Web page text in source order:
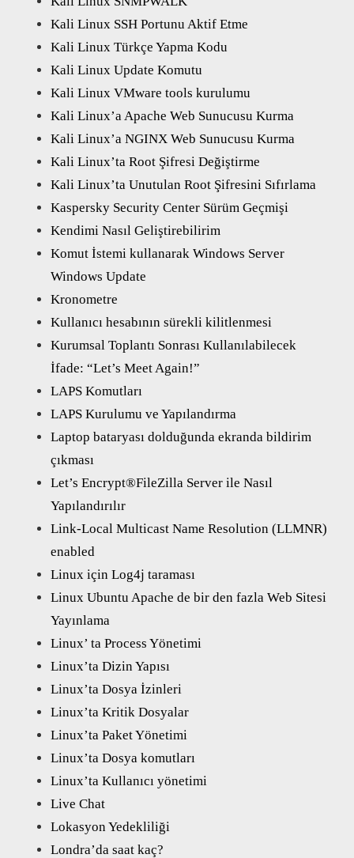
Kali Linux SSH Portunu Aktif Etme
Kali Linux Türkçe Yapma Kodu
Kali Linux Update Komutu
Kali Linux VMware tools kurulumu
Kali Linux’a Apache Web Sunucusu Kurma
Kali Linux’a NGINX Web Sunucusu Kurma
Kali Linux’ta Root Şifresi Değiştirme
Kali Linux’ta Unutulan Root Şifresini Sıfırlama
Kaspersky Security Center Sürüm Geçmişi
Kendimi Nasıl Geliştirebilirim
Komut İstemi kullanarak Windows Server
Windows Update
Kronometre
Kullanıcı hesabının sürekli kilitlenmesi
Kurumsal Toplantı Sonrası Kullanılabilecek
İfade: “Let’s Meet Again!”
LAPS Komutları
LAPS Kurulumu ve Yapılandırma
Laptop bataryası dolduğunda ekranda bildirim
çıkması
Let’s Encrypt®FileZilla Server ile Nasıl
Yapılandırılır
Link-Local Multicast Name Resolution (LLMNR)
enabled
Linux için Log4j taraması
Linux Ubuntu Apache de bir den fazla Web Sitesi
Yayınlama
Linux’ ta Process Yönetimi
Linux’ta Dizin Yapısı
Linux’ta Dosya İzinleri
Linux’ta Kritik Dosyalar
Linux’ta Paket Yönetimi
Linux’ta Dosya komutları
Linux’ta Kullanıcı yönetimi
Live Chat
Lokasyon Yedekliliği
Londra’da saat kaç?